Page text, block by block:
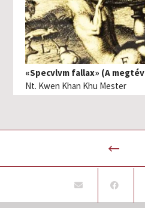
«Specvlvm fallax» (A
Nt. Kwen Khan Khu Mester